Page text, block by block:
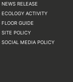
NEWS RELEASE
ECOLOGY ACTIVITY
FLOOR GUIDE
SITE POLICY
SOCIAL MEDIA POLICY